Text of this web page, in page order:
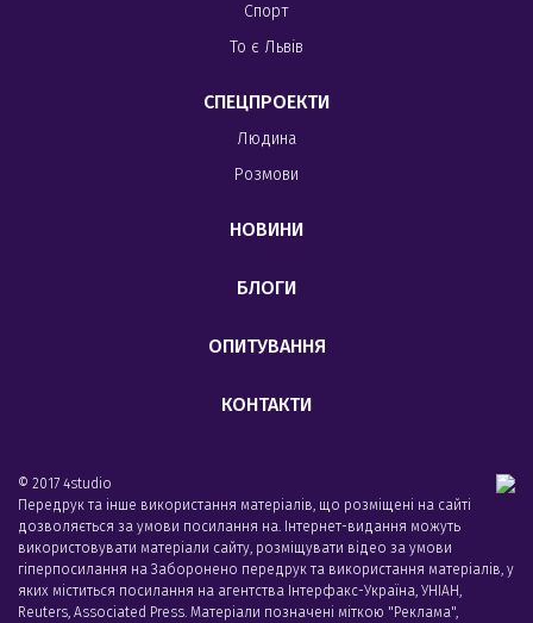
Спорт
То є Львів
СПЕЦПРОЕКТИ
Людина
Розмови
НОВИНИ
БЛОГИ
ОПИТУВАННЯ
КОНТАКТИ
© 2017 4studio
Передрук та інше використання матеріалів, що розміщені на сайті
дозволяється за умови посилання на. Інтернет-видання можуть
використовувати матеріали сайту, розміщувати відео за умови
гіперпосилання на Заборонено передрук та використання матеріалів, у
яких міститься посилання на агентства Iнтерфакс-Україна, УНIАН,
Reuters, Associated Press. Матеріали позначені міткою "Реклама",